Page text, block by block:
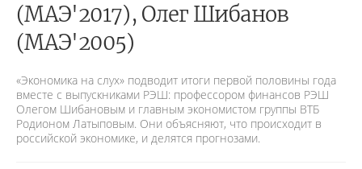
(МАЭ'2017), Олег Шибанов
(МАЭ'2005)
«Экономика на слух» подводит итоги первой половины года
вместе с выпускниками РЭШ: профессором финансов РЭШ
Олегом Шибановым и главным экономистом группы ВТБ
Родионом Латыповым. Они объясняют, что происходит в
российской экономике, и делятся прогнозами.